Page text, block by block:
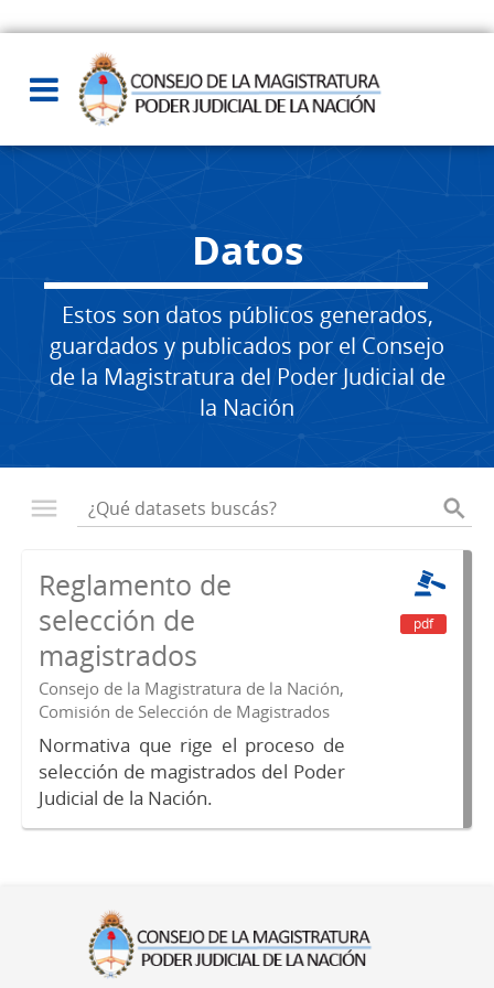
Datos
Estos son datos públicos generados,
guardados y publicados por el Consejo
de la Magistratura del Poder Judicial de
la Nación
Reglamento de
selección de
magistrados
Consejo de la Magistratura de la Nación,
Comisión de Selección de Magistrados
Normativa que rige el proceso de
selección de magistrados del Poder
Judicial de la Nación.
pdf